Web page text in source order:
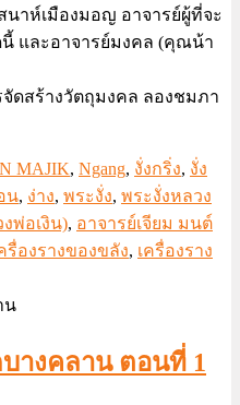
นาห์เมืองมอญ อาจารย์ผู้ที่จะ
นี้ และอาจารย์มงคล (คุณน้า
ดสร้างวัตถุมงคล ลองชมภา
MAJIK, Ngang, งั่งกริ่ง, งั่ง
น, ง่าง, พระงั่ง, พระงั่งหลวง
พ่อเงิน), อาจารย์เจียม มนต์
รื่องรางของขลัง, เครื่องราง
างคลาน ตอนที่ 1